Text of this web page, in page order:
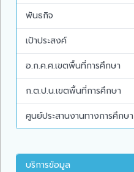
พันธกิจ
เป้าประสงค์
อ.ก.ค.ศ.เขตพื้นที่การศึกษา
ก.ต.ป.น.เขตพื้นที่การศึกษา
ศูนย์ประสานงานทางการศึกษา
บริการข้อมูล